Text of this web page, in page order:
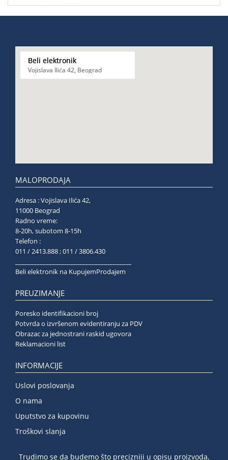
Beli elektronik
Vojislava Ilića 42, Beograd
MALOPRODAJA
Adresa : Vojislava Ilića 42,
11000 Beograd
Radno vreme:
8-20h, subotom 8-15h
Telefon :
011 / 2413.888 ; 011 / 3806.430
Beli elektronik na KupujemProdajem
PREUZIMANJE
Poresko identifikacioni broj
Potvrda o izvršenom evidentiranju za PDV
Obrazac za jednostrani raskid ugovora
Reklamacioni list
INFORMACIJE
Uslovi poslovanja
O nama
Uputstvo za kupovinu
Troškovi slanja
Trudimo se da budemo što precizniji u opisu proizvoda,